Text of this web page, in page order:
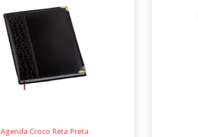
Agenda Croco Reta Preta